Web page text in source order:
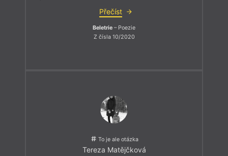
Přečíst
Beletrie – Poezie
Z čísla 10/2020
To je ale otázka
Tereza Matějčková